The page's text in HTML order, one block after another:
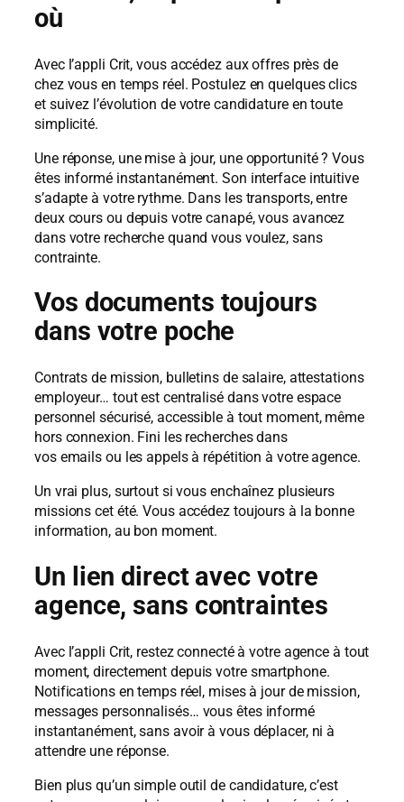
où
Avec l’appli Crit, vous accédez aux offres près de
chez vous en temps réel. Postulez en quelques clics
et suivez l’évolution de votre candidature en toute
simplicité.
Une réponse, une mise à jour, une opportunité ? Vous
êtes informé instantanément. Son interface intuitive
s’adapte à votre rythme. Dans les transports, entre
deux cours ou depuis votre canapé, vous avancez
dans votre recherche quand vous voulez, sans
contrainte.
Vos documents toujours
dans votre poche
Contrats de mission, bulletins de salaire, attestations
employeur… tout est centralisé dans votre espace
personnel sécurisé, accessible à tout moment, même
hors connexion. Fini les recherches dans
vos emails ou les appels à répétition à votre agence.
Un vrai plus, surtout si vous enchaînez plusieurs
missions cet été. Vous accédez toujours à la bonne
information, au bon moment.
Un lien direct avec votre
agence, sans contraintes
Avec l’appli Crit, restez connecté à votre agence à tout
moment, directement depuis votre smartphone.
Notifications en temps réel, mises à jour de mission,
messages personnalisés… vous êtes informé
instantanément, sans avoir à vous déplacer, ni à
attendre une réponse.
Bien plus qu’un simple outil de candidature, c’est